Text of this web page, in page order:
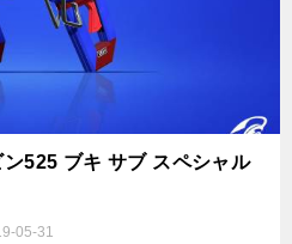
525 ブキ サブ スペシャル
05-31